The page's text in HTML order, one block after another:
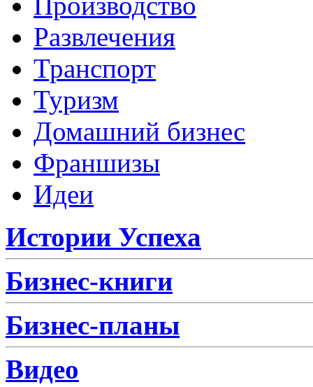
Развлечения
Транспорт
Туризм
Домашний бизнес
Франшизы
Идеи
Истории Успеха
Бизнес-книги
Бизнес-планы
Видео